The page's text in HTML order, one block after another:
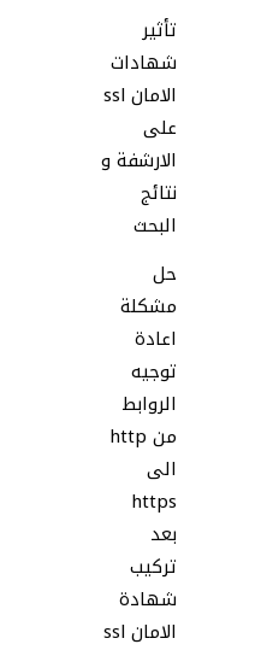
تأثير
شهادات
الامان ssl
على
الارشفة و
نتائج
البحث
حل
مشكلة
اعادة
توجيه
الروابط
من http
الى
https
بعد
تركيب
شهادة
الامان ssl